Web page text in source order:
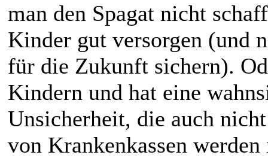
man den Spagat nicht
Kinder gut versorgen (und
für die Zukunft sichern).
Kindern und hat eine
Unsicherheit, die auch
von Krankenkassen